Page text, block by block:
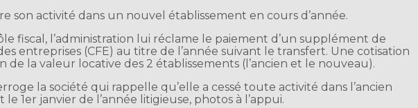
son activité dans un nouvel établissement en cours d’année.
fiscal, l’administration lui réclame le paiement d’un supplément de
entreprises (CFE) au titre de l’année suivant le transfert. Une cotisation
de la valeur locative des 2 établissements (l’ancien et le nouveau).
la société qui rappelle qu’elle a cessé toute activité dans l’ancien
1er janvier de l’année litigieuse, photos à l’appui.